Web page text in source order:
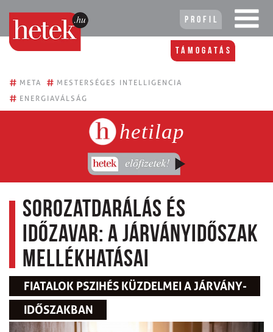
Profil
Támogatás
# META # MESTERSÉGES INTELLIGENCIA
# ENERGIAVÁLSÁG
hetilap
Sorozatdarálás és
időzavar: a járványidőszak
mellékhatásai
FIATALOK PSZIHÉS KÜZDELMEI A JÁRVÁNY­
IDŐSZAKBAN